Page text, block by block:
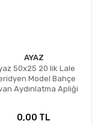
AYAZ
50x25 20 lik Lale
Model Bahçe
Aydınlatma Apliği
0,00 TL